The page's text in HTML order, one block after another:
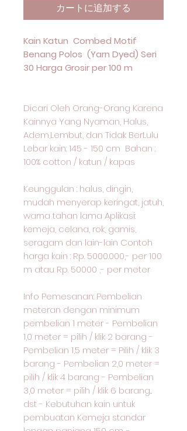
カートに追加する
Kain Katun Combed Motif
Benang Polos (Yarn Dyed) Seri
30 Harga Grosir per 100 m
Dicari Oleh Orang-Orang Karena
Kainnya Yang Nyaman, Halus,
Adem,Lembut, dan Tidak BerLulu
Lebar kain: 145 - 150 cm Bahan :
100% cotton / katun / kapas
Keunggulan : halus, dingin,
mudah menyerap keringat, jatuh,
warna tahan lama Aplikasi:
kemeja, celana, rok, gamis,
seragam dan lain-lain Contoh
harga kain : Rp. 5000.000,- per 100
m atau Rp. 50000 ,- per meter
Info Pemesanan: Pembelian
meteran dengan minimum
pembelian 1 meter - Pembelian
1,0 meter = pilih / klik 2 barang -
Pembelian 1,5 meter = Pilih / klik 3
barang - Pembelian 2,0 meter =
pilih / klik 4 barang - Pembelian
3,0 meter = pilih / klik 6 barang...
dst - Kebutuhan kain untuk
pembuatan Kemeja standar